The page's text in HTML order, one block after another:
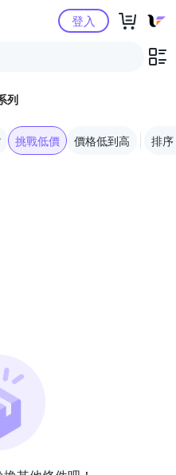
Yahoo購物中心登入
列
挑戰低價 價格低到高 排序